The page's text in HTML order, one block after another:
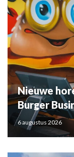
Nieuwe
Burger
6 augustus 2026